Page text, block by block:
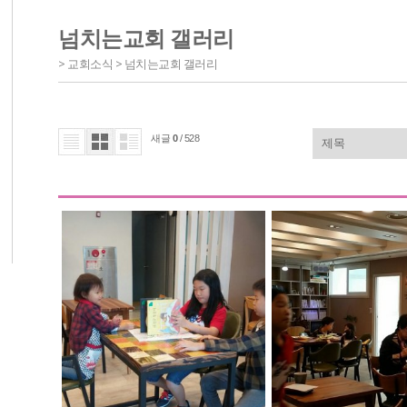
넘치는교회 갤러리
> 교회소식 > 넘치는교회 갤러리
새글 0/ 528